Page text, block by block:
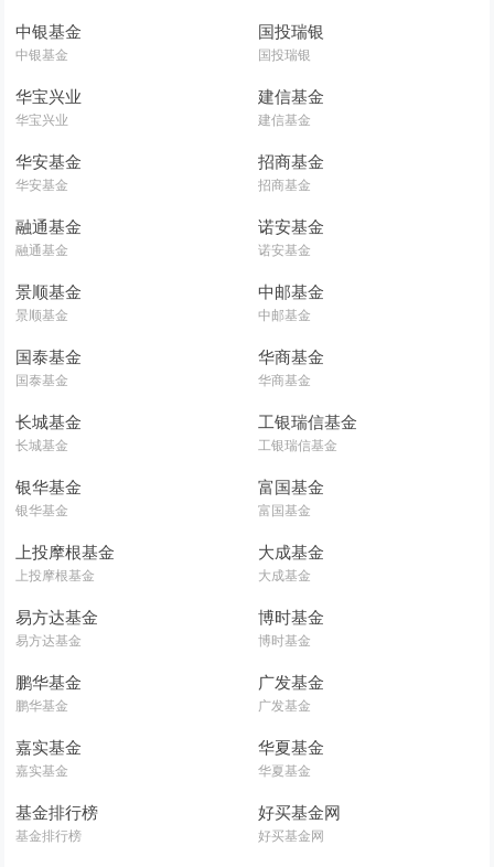
中银基金
中银基金
国投瑞银
国投瑞银
华宝兴业
华宝兴业
建信基金
建信基金
华安基金
华安基金
招商基金
招商基金
融通基金
融通基金
诺安基金
诺安基金
景顺基金
景顺基金
中邮基金
中邮基金
国泰基金
国泰基金
华商基金
华商基金
长城基金
长城基金
工银瑞信基金
工银瑞信基金
银华基金
银华基金
富国基金
富国基金
上投摩根基金
上投摩根基金
大成基金
大成基金
易方达基金
易方达基金
博时基金
博时基金
鹏华基金
鹏华基金
广发基金
广发基金
嘉实基金
嘉实基金
华夏基金
华夏基金
基金排行榜
基金排行榜
好买基金网
好买基金网